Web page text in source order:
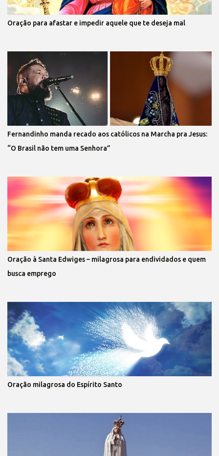
Oração para afastar e impedir aquele que te deseja mal
Fernandinho manda recado aos católicos na Marcha pra Jesus:
“O Brasil não tem uma Senhora”
Oração à Santa Edwiges – milagrosa para endividados e quem
busca emprego
Oração milagrosa do Espírito Santo